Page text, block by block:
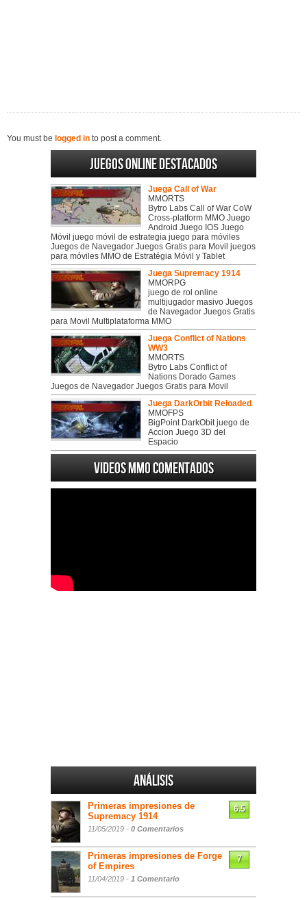
You must be logged in to post a comment.
Juegos online destacados
Juega Call of War
MMORTS
Bytro Labs Call of War CoW
Cross-platform MMO Juego
Android Juego IOS Juego
Móvil juego móvil de estrategia juego para móviles
Juegos de Navegador Juegos Gratis para Movil juegos
para móviles MMO de Estratégia Móvil y Tablet
Juega Supremacy 1914
MMORPG
juego de rol online
multijugador masivo Juegos
de Navegador Juegos Gratis
para Movil Multiplataforma MMO
Juega Conflict of Nations
WW3
MMORTS
Bytro Labs Conflict of
Nations Dorado Games
Juegos de Navegador Juegos Gratis para Movil
Juega DarkOrbit Reloaded
MMOFPS
BigPoint DarkObit juego de
Accion Juego 3D del
Espacio
Videos MMO Comentados
Análisis
Primeras impresiones de
Supremacy 1914
11/05/2019 - 0 Comentarios
6.5
Primeras impresiones de Forge
of Empires
11/04/2019 - 1 Comentario
7